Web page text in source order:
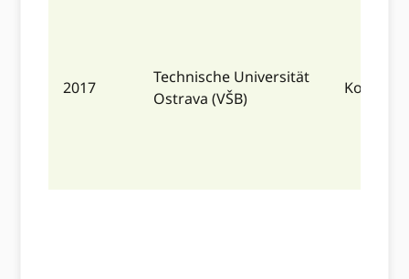
2017
Technische Universität
Ostrava (VŠB)
Komplett